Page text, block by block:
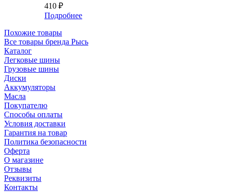
410 ₽
Подробнее
Похожие товары
Все товары бренда Рысь
Каталог
Легковые шины
Грузовые шины
Диски
Аккумуляторы
Масла
Покупателю
Способы оплаты
Условия доставки
Гарантия на товар
Политика безопасности
Оферта
О магазине
Отзывы
Реквизиты
Контакты